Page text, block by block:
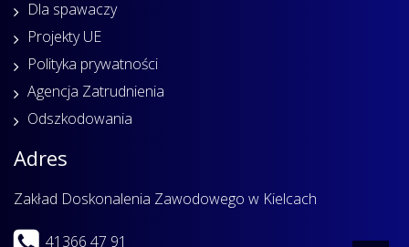
Dla spawaczy
Projekty UE
Polityka prywatności
Agencja Zatrudnienia
Odszkodowania
Adres
Zakład Doskonalenia Zawodowego w Kielcach
41366 47 91